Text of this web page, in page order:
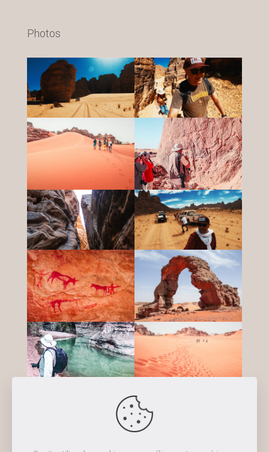
Photos